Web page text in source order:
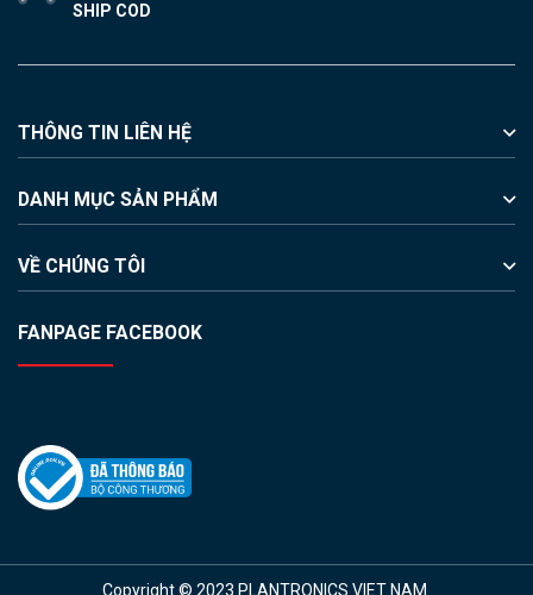
SHIP COD
THÔNG TIN LIÊN HỆ
DANH MỤC SẢN PHẨM
VỀ CHÚNG TÔI
FANPAGE FACEBOOK
Copyright © 2023 PLANTRONICS VIET NAM.